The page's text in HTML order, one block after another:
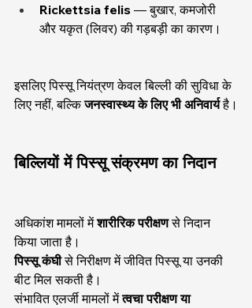
Rickettsia felis — बुखार, कमजोरी
और यकृत (लिवर) की गड़बड़ी का कारण।
इसलिए पिस्सू नियंत्रण केवल बिल्ली की सुविधा के
लिए नहीं, बल्कि जनस्वास्थ्य के लिए भी अनिवार्य है।
बिल्लियों में पिस्सू संक्रमण का निदान
अधिकांश मामलों में शारीरिक परीक्षण से निदान
किया जाता है।
पिस्सू कंघी से निरीक्षण में जीवित पिस्सू या उनकी
बीट मिल सकती है।
संभावित एलर्जी मामलों में त्वचा परीक्षण या